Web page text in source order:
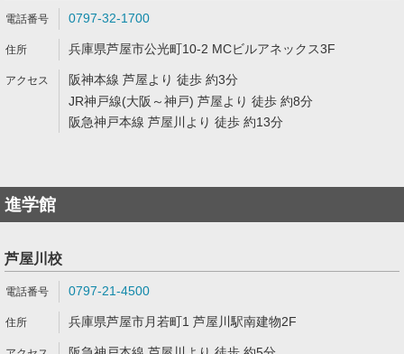
0797-32-1700
兵庫県芦屋市公光町10-2 MCビルアネックス3F
阪神本線 芦屋より 徒歩 約3分
JR神戸線(大阪～神戸) 芦屋より 徒歩 約8分
阪急神戸本線 芦屋川より 徒歩 約13分
進学館
芦屋川校
0797-21-4500
兵庫県芦屋市月若町1 芦屋川駅南建物2F